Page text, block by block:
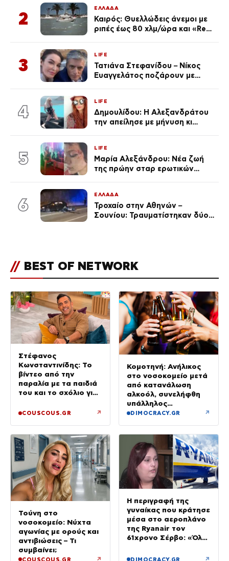
2
ΕΛΛΑΔΑ
Καιρός: Θυελλώδεις άνεμοι με
ριπές έως 80 χλμ/ώρα και «Red
3
LIFE
Τατιάνα Στεφανίδου – Νίκος
Ευαγγελάτος ποζάρουν με
4
LIFE
Δημουλίδου: Η Αλεξανδράτου
την απείλησε με μήνυση κι
ποια είσαι σοκαρίστικα»
5
LIFE
Μαρία Αλεξάνδρου: Νέα ζωή
της πρώην σταρ ερωτικών
(Φωτογραφίες)
6
ΕΛΛΑΔΑ
Τροχαίο στην Αθηνών –
Σουνίου: Τραυματίστηκαν δύο
// BEST OF NETWORK
Στέφανος
Κωνσταντινίδης: Το
βίντεο από την
παραλία με τα παιδιά
του και το σχόλιο για
COUSCOUS.GR ↗
Κομοτηνή: Ανήλικος
στο νοσοκομείο μετά
από κατανάλωση
αλκοόλ, συνελήφθη
υπάλληλος
καταστήματος
DIMOCRACY.GR ↗
Τούνη στο
νοσοκομείο: Νύχτα
αγωνίας με ορούς και
αντιβιώσεις – Τι
συμβαίνει;
COUSCOUS.GR ↗
Η περιγραφή της
γυναίκας που κράτησε
μέσα στο αεροπλάνο
της Ryanair τον
61χρονο Σέρβο: «Όλα
δευτερολέπτου»
DIMOCRACY.GR ↗